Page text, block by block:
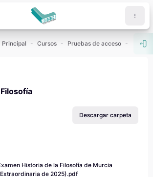
Principal Cursos Pruebas de acceso PAU -
Descargar carpeta
Historia de la Filosofía de Murcia
de 2025).pdf